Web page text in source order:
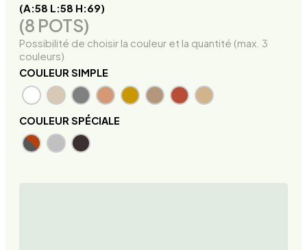
(A:58 L:58 H:69)
(8 POTS)
Possibilité de choisir la couleur et la quantité (max. 3
couleurs)
COULEUR SIMPLE
COULEUR SPÉCIALE